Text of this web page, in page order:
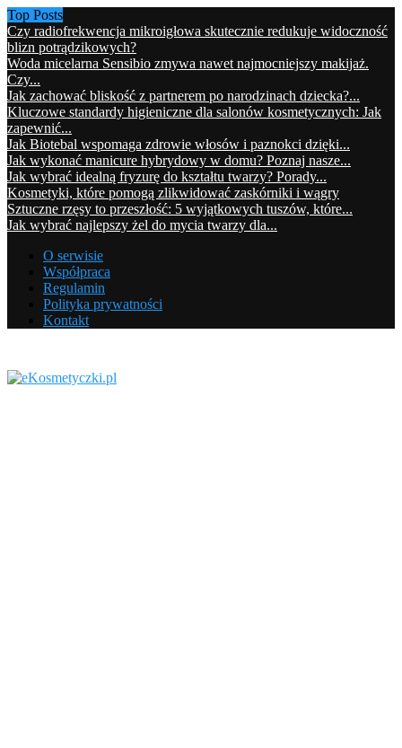
Top Posts
Czy radiofrekwencja mikroigłowa skutecznie redukuje widoczność
blizn potrądzikowych?
Woda micelarna Sensibio zmywa nawet najmocniejszy makijaż.
Czy...
Jak zachować bliskość z partnerem po narodzinach dziecka?...
Kluczowe standardy higieniczne dla salonów kosmetycznych: Jak
zapewnić...
Jak Biotebal wspomaga zdrowie włosów i paznokci dzięki...
Jak wykonać manicure hybrydowy w domu? Poznaj nasze...
Jak wybrać idealną fryzurę do kształtu twarzy? Porady...
Kosmetyki, które pomogą zlikwidować zaskórniki i wągry
Sztuczne rzęsy to przeszłość: 5 wyjątkowych tuszów, które...
Jak wybrać najlepszy żel do mycia twarzy dla...
O serwisie
Współpraca
Regulamin
Polityka prywatności
Kontakt